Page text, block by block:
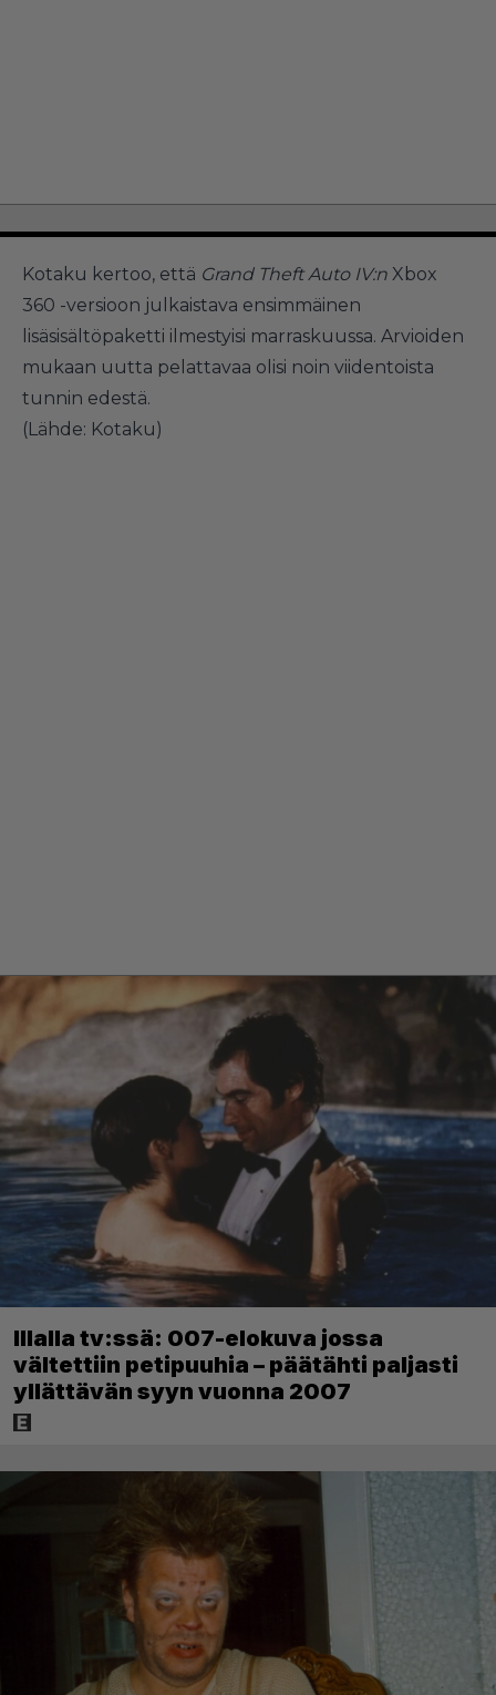
Kotaku kertoo, että Grand Theft Auto IV:n Xbox
360 -versioon julkaistava ensimmäinen
lisäsisältöpaketti ilmestyisi marraskuussa. Arvioiden
mukaan uutta pelattavaa olisi noin viidentoista
tunnin edestä.
(Lähde: Kotaku)
Illalla tv:ssä: 007-elokuva jossa
vältettiin petipuuhia – päätähti paljasti
yllättävän syyn vuonna 2007